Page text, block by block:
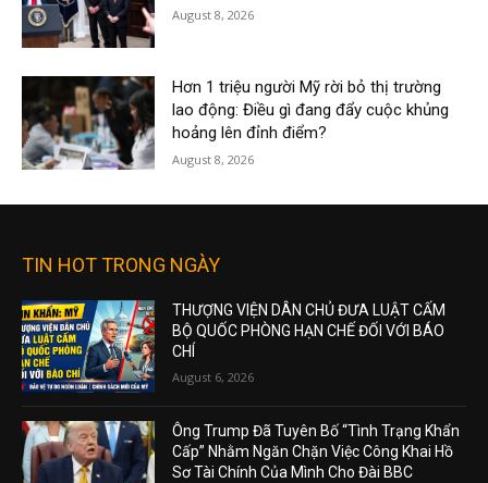
August 8, 2026
Hơn 1 triệu người Mỹ rời bỏ thị trường
lao động: Điều gì đang đẩy cuộc khủng
hoảng lên đỉnh điểm?
August 8, 2026
TIN HOT TRONG NGÀY
THƯỢNG VIỆN DÂN CHỦ ĐƯA LUẬT CẤM
BỘ QUỐC PHÒNG HẠN CHẾ ĐỐI VỚI BÁO
CHÍ
August 6, 2026
Ông Trump Đã Tuyên Bố “Tình Trạng Khẩn
Cấp” Nhằm Ngăn Chặn Việc Công Khai Hồ
Sơ Tài Chính Của Mình Cho Đài BBC